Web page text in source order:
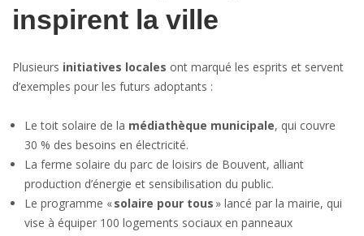
inspirent la ville
Plusieurs initiatives locales ont marqué les esprits et servent
d’exemples pour les futurs adoptants :
Le toit solaire de la médiathèque municipale, qui couvre
30 % des besoins en électricité.
La ferme solaire du parc de loisirs de Bouvent, alliant
production d’énergie et sensibilisation du public.
Le programme «solaire pour tous » lancé par la mairie, qui
vise à équiper 100 logements sociaux en panneaux